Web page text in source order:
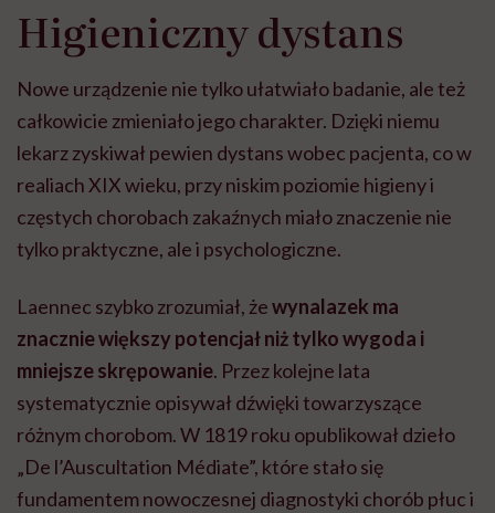
Higieniczny dystans
Nowe urządzenie nie tylko ułatwiało badanie, ale też
całkowicie zmieniało jego charakter. Dzięki niemu
lekarz zyskiwał pewien dystans wobec pacjenta, co w
realiach XIX wieku, przy niskim poziomie higieny i
częstych chorobach zakaźnych miało znaczenie nie
tylko praktyczne, ale i psychologiczne.
Laennec szybko zrozumiał, żewynalazek ma
znacznie większy potencjał niż tylko wygoda i
mniejsze skrępowanie. Przez kolejne lata
systematycznie opisywał dźwięki towarzyszące
różnym chorobom. W 1819 roku opublikował dzieło
„De l’Auscultation Médiate”, które stało się
fundamentem nowoczesnej diagnostyki chorób płuc i